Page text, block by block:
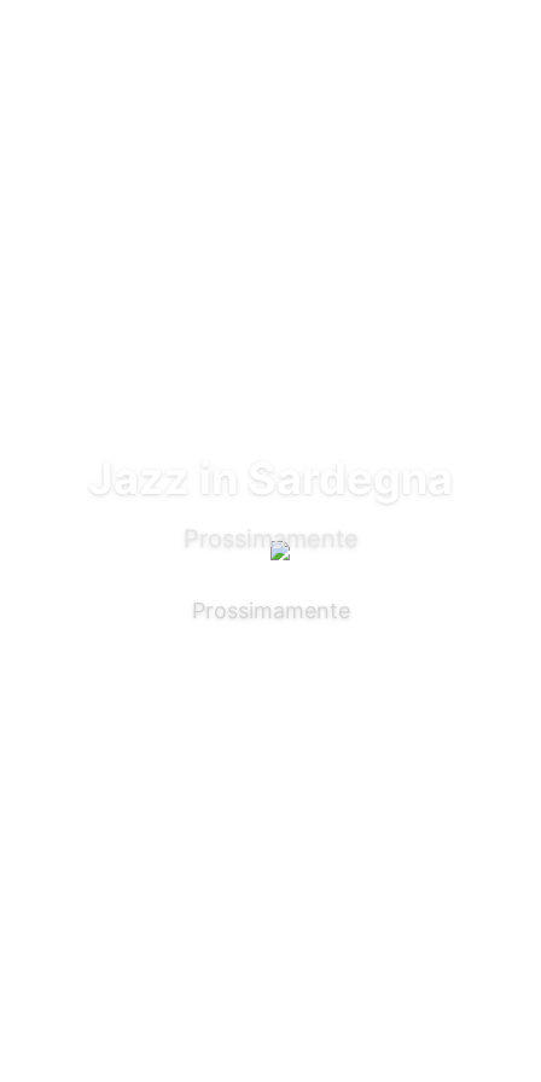
Jazz in Sardegna
Prossimamente
Prossimamente